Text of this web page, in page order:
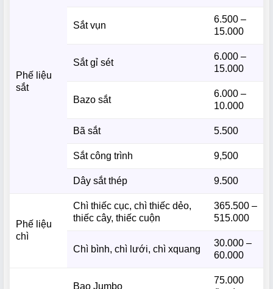
Phế liệu
sắt
Sắt vụn
6.500 –
15.000
Sắt gỉ sét
6.000 –
15.000
Bazo sắt
6.000 –
10.000
Bã sắt 5.500
Sắt công trình 9,500
Dây sắt thép 9.500
Phế liệu
chì
Chì thiếc cục, chì thiếc dẻo,
thiếc cây, thiếc cuộn
365.500 –
515.000
Chì bình, chì lưới, chì xquang
30.000 –
60.000
Bao Jumbo
75.000